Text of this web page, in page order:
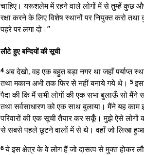
चाहिए। यरूशलेम में रहने वाले लोगों में से तुम्हें कुछ
रक्षा करने के लिए विशेष स्थानों पर नियुक्त करो
पहरे पर लगा दो।”
लौटे हुए बन्दियों की सूची
4अब देखो, वह एक बहुत बड़ा नगर था जहाँ पर्याप्त
तथा मकान अभी तक फिर से नहीं बनाये गये थे। 5
पैदा की कि मैं सभी लोगों की एक सभा बुलाऊँ सो मैंने
तथा सर्वसाधारण को एक साथ बुलाया। मैंने यह काम
परिवारों की एक सूची तैयार कर सकूँ। मुझे ऐसे लोगों
से सबसे पहले छूटने वालों में से थे। वहाँ जो लिखा हुआ
6ये इस क्षेत्र के वे लोग हैं जो दासत्व से मुक्त होकर